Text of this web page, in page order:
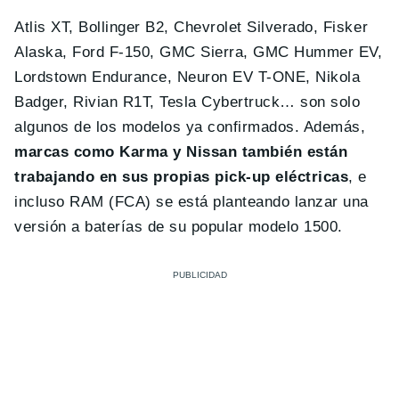
Atlis XT, Bollinger B2, Chevrolet Silverado, Fisker
Alaska, Ford F-150, GMC Sierra, GMC Hummer EV,
Lordstown Endurance, Neuron EV T-ONE, Nikola
Badger, Rivian R1T, Tesla Cybertruck… son solo
algunos de los modelos ya confirmados. Además,
marcas como Karma y Nissan también están
trabajando en sus propias pick-up eléctricas, e
incluso RAM (FCA) se está planteando lanzar una
versión a baterías de su popular modelo 1500.